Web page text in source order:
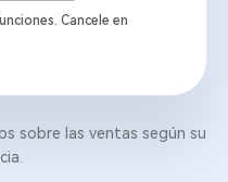
Cancele en
sobre las ventas según su